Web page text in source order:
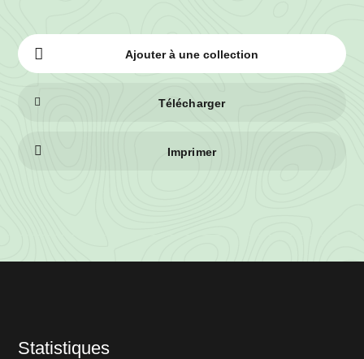
Ajouter à une collection
Télécharger
Imprimer
Statistiques